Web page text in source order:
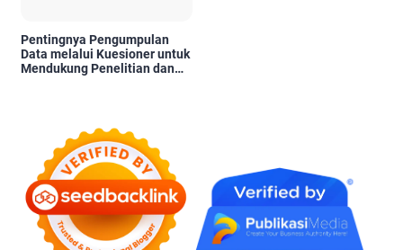
Pentingnya Pengumpulan
Data melalui Kuesioner untuk
Mendukung Penelitian dan